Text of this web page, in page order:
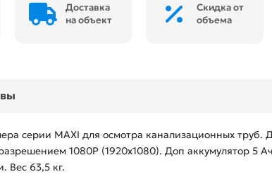
Доставка
на объект
Скидка от
объема
серии MAXI для осмотра канализационных
1080Р (1920х1080). Доп аккумулятор 5
Вес 63,5 кг.